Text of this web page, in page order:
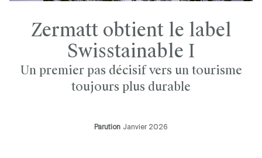
Zermatt obtient le label
Swisstainable I
Un premier pas décisif vers un tourisme
toujours plus durable
Parution Janvier 2026